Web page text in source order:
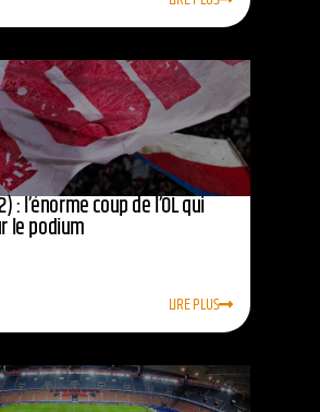
: l’énorme coup de l’OL qui
le podium
LIRE PLUS